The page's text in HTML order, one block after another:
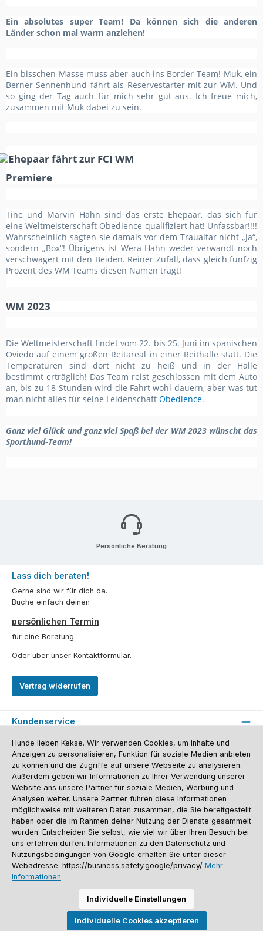
Ein absolutes super Team! Da können sich die anderen
Länder schon mal warm anziehen!
Ein bisschen Masse muss aber auch ins Border-Team! Muk, ein
Berner Sennenhund fährt als Reservestarter mit zur WM. Und
so ging der Tag auch für mich sehr gut aus. Ich freue mich,
zusammen mit Muk dabei zu sein.
Premiere
Tine und Marvin Hahn sind das erste Ehepaar, das sich für
eine Weltmeisterschaft Obedience qualifiziert hat! Unfassbar!!!!
Wahrscheinlich sagten sie damals vor dem Traualtar nicht „Ja“,
sondern „Box“! Übrigens ist Wera Hahn weder verwandt noch
verschwägert mit den Beiden. Reiner Zufall, dass gleich fünfzig
Prozent des WM Teams diesen Namen trägt!
WM 2023
Die Weltmeisterschaft findet vom 22. bis 25. Juni im spanischen
Oviedo auf einem großen Reitareal in einer Reithalle statt. Die
Temperaturen sind dort nicht zu heiß und in der Halle
bestimmt erträglich! Das Team reist geschlossen mit dem Auto
an, bis zu 18 Stunden wird die Fahrt wohl dauern, aber was tut
man nicht alles für seine Leidenschaft Obedience.
Ganz viel Glück und ganz viel Spaß bei der WM 2023 wünscht das
Sporthund-Team!
Persönliche Beratung
Lass dich beraten!
Gerne sind wir für dich da.
Buche einfach deinen
persönlichen Termin
für eine Beratung.
Oder über unser Kontaktformular.
Vertrag widerrufen
Kundenservice
Informationen
Social Media und Kontakt
Versandinformationen Zahlungsarten Vereinsrabatt
Kontakt
Batterieentsorgung
Warenrücksendung Sporthund Katalog
Alle Preise inkl. gesetzl. Mehrwertsteuer zzgl.Versandkosten , wenn nicht
anders angegeben. Preise vor dem Login werden in Euro (DE) angezeigt.
Streichpreise = UVP-Preise. Abbildungen ähnlich. Änderungen
vorbehalten.
© 2026 Sporthund - Alle Rechte vorbehalten. Theme by
ThemeWare®
Hunde lieben Kekse. Wir verwenden Cookies, um Inhalte und
Anzeigen zu personalisieren, Funktion für soziale Medien anbieten
zu können und die Zugriffe auf unsere Webseite zu analysieren.
Außerdem geben wir Informationen zu Ihrer Verwendung unserer
Website ans unsere Partner für soziale Medien, Werbung und
Analysen weiter. Unsere Partner führen diese Informationen
möglichweise mit weiteren Daten zusammen, die Sie bereitgestellt
haben oder die im Rahmen deiner Nutzung der Dienste gesammelt
wurden. Entscheiden Sie selbst, wie viel wir über Ihren Besuch bei
uns erfahren dürfen. Informationen zu den Datenschutz und
Nutzungsbedingungen von Google erhalten Sie unter dieser
Webadresse: https://business.safety.google/privacy/ Mehr
Informationen
Individuelle Einstellungen
Individuelle Cookies akzeptieren